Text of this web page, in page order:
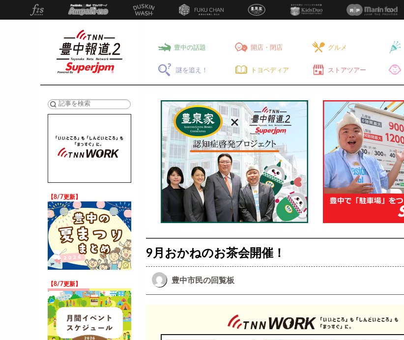
豊中の話題 開店・閉店 グルメ
謎を追え！ トヨペディア ストアツアー
9月おかねのお茶会開催！
豊中市民の回覧板
【8/7更新】
【8/7更新】